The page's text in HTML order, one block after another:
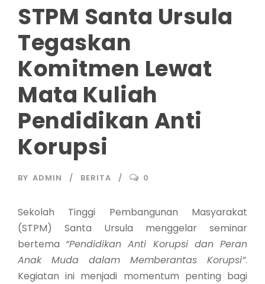
STPM Santa Ursula
Tegaskan
Komitmen Lewat
Mata Kuliah
Pendidikan Anti
Korupsi
BY ADMIN BERITA 0
Sekolah Tinggi Pembangunan Masyarakat
(STPM) Santa Ursula menggelar seminar
bertema “Pendidikan Anti Korupsi dan Peran
Anak Muda dalam Memberantas Korupsi”.
Kegiatan ini menjadi momentum penting bagi